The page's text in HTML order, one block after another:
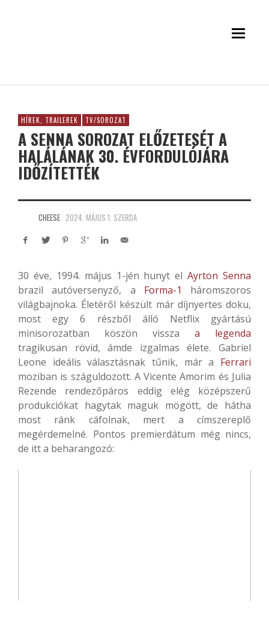
HÍREK, TRAILEREK TV/SOROZAT
A SENNA SOROZAT ELŐZETESÉT A
HALÁLÁNAK 30. ÉVFORDULÓJÁRA
IDŐZÍTETTÉK
CHEESE 2024. MÁJUS 1. SZERDA
30 éve, 1994. május 1-jén hunyt elAyrton Senna
brazil autóversenyző, a Forma-1
háromszoros
világbajnoka. Életéről készült már díjnyertes doku,
most egy 6 részből álló Netflix gyártású
minisorozatban köszön vissza a legenda
tragikusan rövid, ámde izgalmas élete. Gabriel
Leone ideális választásnak tűnik, már a Ferrari
moziban is száguldozott. A Vicente Amorim és Julia
Rezende rendezőpáros eddig elég középszerű
produkciókat hagytak maguk mögött, de hátha
most ránk cáfolnak, mert a címszereplő
megérdemelné. Pontos premierdátum még nincs,
de itt a beharangozó: